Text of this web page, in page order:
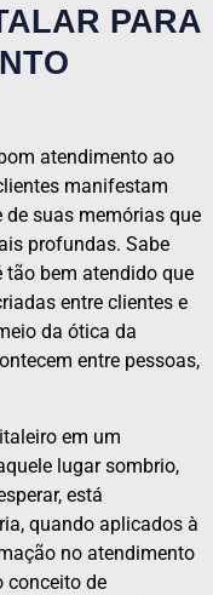
PARA
atendimento ao
manifestam
suas memórias que
profundas. Sabe
tão bem atendido que
entre clientes e
da ótica da
entre pessoas,
em um
lugar sombrio,
está
quando aplicados à
no atendimento
conceito de